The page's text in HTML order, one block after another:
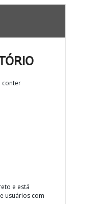
conter
e está
usuários com